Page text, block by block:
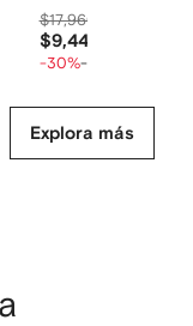
$17,960
$9,446
-30%-20%
Explora más